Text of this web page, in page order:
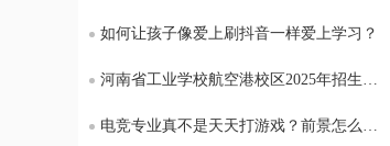
如何让孩子像爱上刷抖音一样爱上学习？
河南省工业学校航空港校区2025年招生专业及收费标准
电竞专业真不是天天打游戏？前景怎么样？